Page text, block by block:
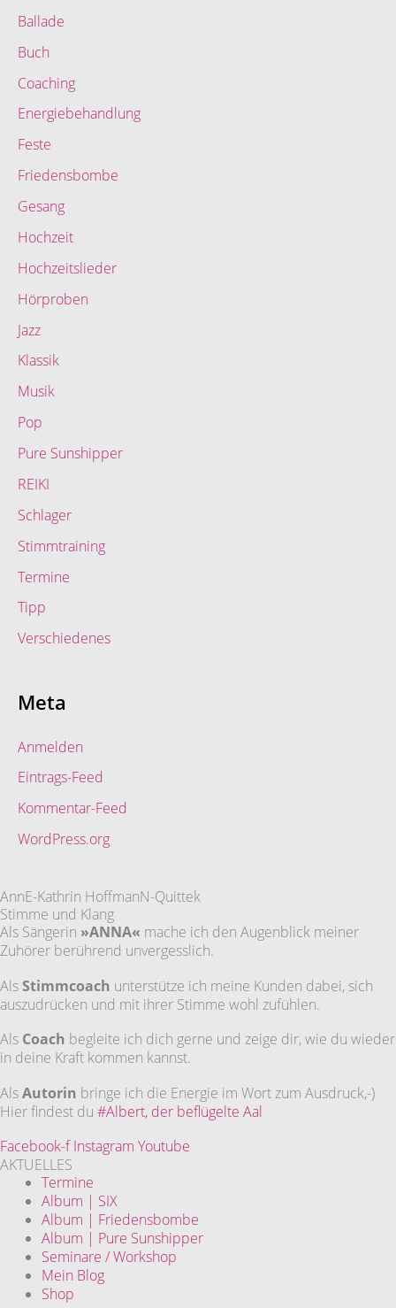
Ballade
Buch
Coaching
Energiebehandlung
Feste
Friedensbombe
Gesang
Hochzeit
Hochzeitslieder
Hörproben
Jazz
Klassik
Musik
Pop
Pure Sunshipper
REIKI
Schlager
Stimmtraining
Termine
Tipp
Verschiedenes
Meta
Anmelden
Eintrags-Feed
Kommentar-Feed
WordPress.org
AnnE-Kathrin HoffmanN-Quittek
Stimme und Klang
Als Sängerin »ANNA« mache ich den Augenblick meiner
Zuhörer berührend unvergesslich.
AlsStimmcoach unterstütze ich meine Kunden dabei, sich
auszudrücken und mit ihrer Stimme wohl zufühlen.
Als Coach begleite ich dich gerne und zeige dir, wie du wieder
in deine Kraft kommen kannst.
AlsAutorin bringe ich die Energie im Wort zum Ausdruck,-)
Hier findest du #Albert, der beflügelte Aal
Facebook-f Instagram Youtube
AKTUELLES
Termine
Album | SIX
Album | Friedensbombe
Album | Pure Sunshipper
Seminare / Workshop
Mein Blog
Shop